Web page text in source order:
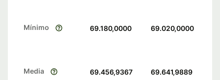
Mínimo 69.180,0000 69.020,0000
Media 69.456,9367 69.641,9889